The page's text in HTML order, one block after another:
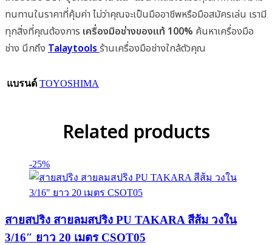
ทนทานในราคาที่คุ้มค่า ไม่ว่าคุณจะเป็นมืออาชีพหรือมือสมัครเล่น เรามี
ทุกสิ่งที่คุณต้องการ เครื่องมือช่างของแท้ 100% ค้นหาเครื่องมือ
ช่าง นึกถึง Talaytools ร้านเครื่องมือช่างใกล้ตัวคุณ
แบรนด์ TOYOSHIMA
Related products
-25%
สายสปริง สายลมสปริง PU TAKARA สีส้ม วงใน
3/16″ ยาว 20 เมตร CSOT05